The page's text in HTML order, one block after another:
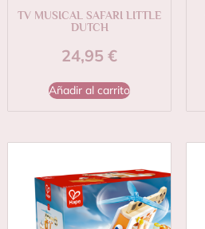
TV MUSICAL SAFARI LITTLE
DUTCH
24,95 €
Añadir al carrito